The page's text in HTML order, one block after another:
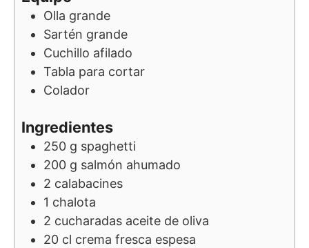
Olla grande
Sartén grande
Cuchillo afilado
Tabla para cortar
Colador
Ingredientes
250 g spaghetti
200 g salmón ahumado
2 calabacines
1 chalota
2 cucharadas aceite de oliva
20 cl crema fresca espesa